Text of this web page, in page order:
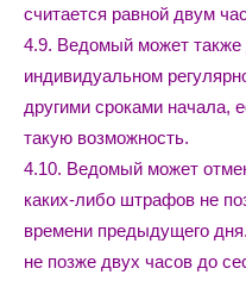
считается равной двум
4.9. Ведомый может также
индивидуальном
другими сроками начала,
такую возможность.
4.10. Ведомый может
каких-либо штрафов не
времени предыдущего
не позже двух часов до